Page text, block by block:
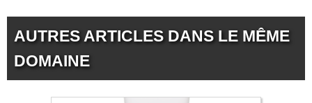
AUTRES ARTICLES DANS LE MÊME
DOMAINE